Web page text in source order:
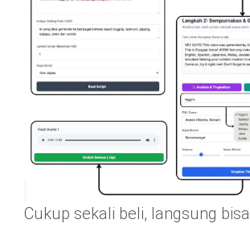
Cukup sekali beli, langsung bisa